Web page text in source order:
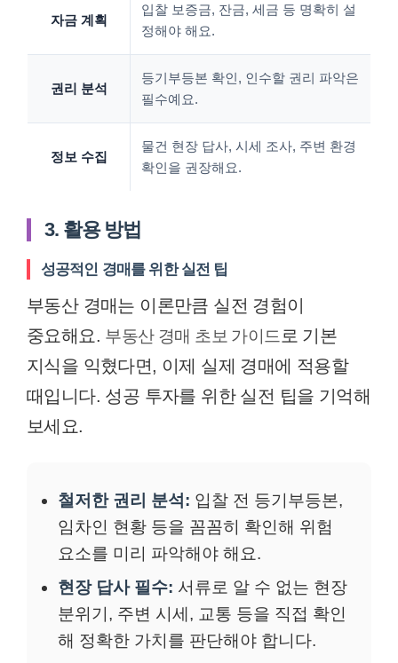
자금 계획
입찰 보증금, 잔금, 세금 등 명확히 설
정해야 해요.
권리 분석
등기부등본 확인, 인수할 권리 파악은
필수예요.
정보 수집
물건 현장 답사, 시세 조사, 주변 환경
확인을 권장해요.
3. 활용 방법
성공적인 경매를 위한 실전 팁
부동산 경매는 이론만큼 실전 경험이
중요해요. 부동산 경매 초보 가이드 로 기본
지식을 익혔다면, 이제 실제 경매에 적용할
때입니다. 성공 투자를 위한 실전 팁을 기억해
보세요.
철저한 권리 분석: 입찰 전 등기부등본,
임차인 현황 등을 꼼꼼히 확인해 위험
요소를 미리 파악해야 해요.
현장 답사 필수: 서류로 알 수 없는 현장
분위기, 주변 시세, 교통 등을 직접 확인
해 정확한 가치를 판단해야 합니다.